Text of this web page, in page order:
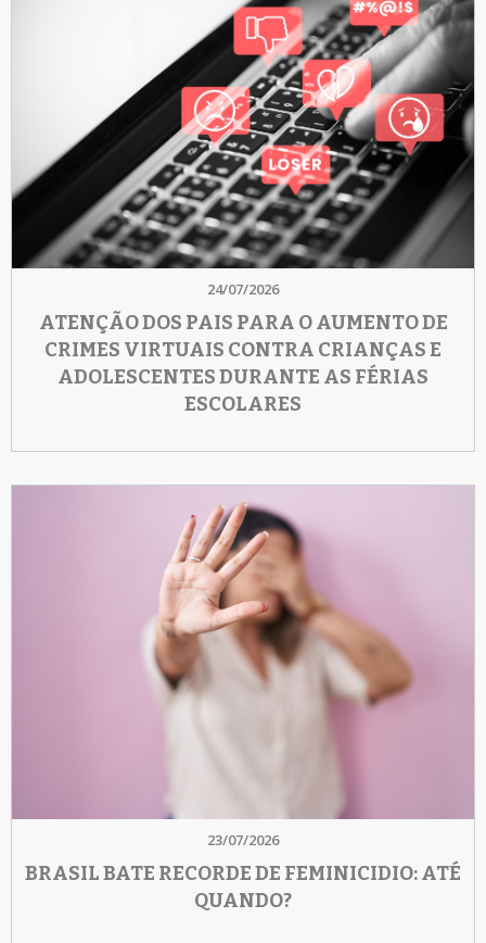
24/07/2026
ATENÇÃO DOS PAIS PARA O AUMENTO DE
CRIMES VIRTUAIS CONTRA CRIANÇAS E
ADOLESCENTES DURANTE AS FÉRIAS
ESCOLARES
23/07/2026
BRASIL BATE RECORDE DE FEMINICIDIO: ATÉ
QUANDO?